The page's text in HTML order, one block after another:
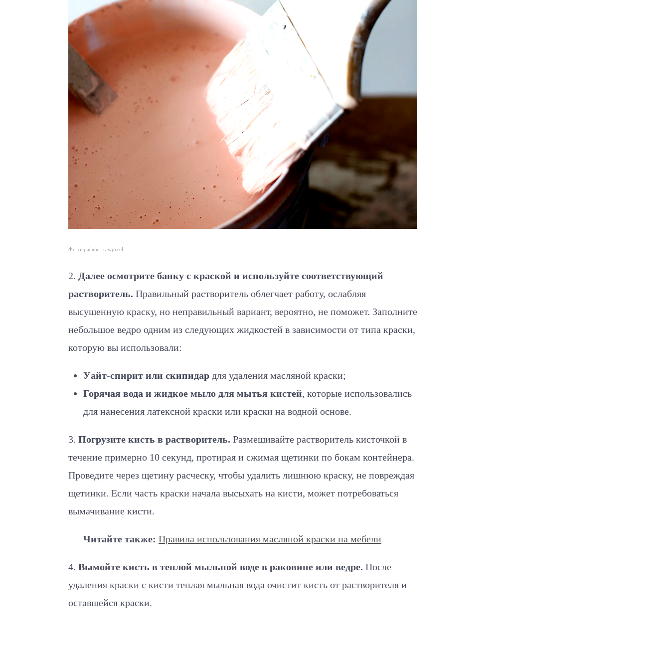
Фотография - rawpixel
2. Далее осмотрите банку с краской и используйте соответствующий
растворитель. Правильный растворитель облегчает работу, ослабляя
высушенную краску, но неправильный вариант, вероятно, не поможет. Заполните
небольшое ведро одним из следующих жидкостей в зависимости от типа краски,
которую вы использовали:
Уайт-спирит или скипидар для удаления масляной краски;
Горячая вода и жидкое мыло для мытья кистей, которые использовались
для нанесения латексной краски или краски на водной основе.
3. Погрузите кисть в растворитель. Размешивайте растворитель кисточкой в ​​
течение примерно 10 секунд, протирая и сжимая щетинки по бокам контейнера.
Проведите через щетину расческу, чтобы удалить лишнюю краску, не повреждая
щетинки. Если часть краски начала высыхать на кисти, может потребоваться
вымачивание кисти.
Читайте также: Правила использования масляной краски на мебели
4. Вымойте кисть в теплой мыльной воде в раковине или ведре. После
удаления краски с кисти теплая мыльная вода очистит кисть от растворителя и
оставшейся краски.